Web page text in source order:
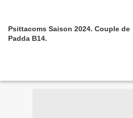
Psittacoms Saison 2024. Couple de
Padda B14.